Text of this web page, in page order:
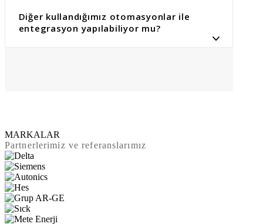
Diğer kullandığımız otomasyonlar ile
entegrasyon yapılabiliyor mu?
MARKALAR
Partnerlerimiz ve referanslarımız